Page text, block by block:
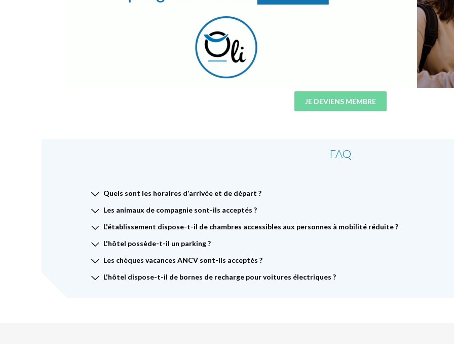
JE DEVIENS MEMBRE
FAQ
Quels sont les horaires d’arrivée et de départ ?
Les animaux de compagnie sont-ils acceptés ?
L'établissement dispose-t-il de chambres accessibles aux personnes à mobilité réduite ?
L'hôtel possède-t-il un parking ?
Les chèques vacances ANCV sont-ils acceptés ?
L'hôtel dispose-t-il de bornes de recharge pour voitures électriques ?